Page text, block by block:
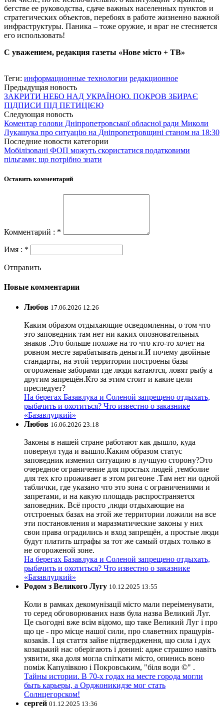
бегстве ее руководства, сдаче важных населенных пунктов и
стратегических объектов, перебоях в работе жизненно важной
инфраструктуры. Паника – тоже оружие, и враг не стесняется
его использовать!
С уважением, редакция газеты «Нове місто + ТВ»
Теги: информационные технологии редакционное
Предыдущая новость
ЗАКРИТИ НЕБО НАД УКРАЇНОЮ. ПОКРОВ ЗБИРАЄ
ПІДПИСИ ПІД ПЕТИЦІЄЮ
Следующая новость
Коментар голови Дніпропетровської обласної ради Миколи
Лукашука про ситуацію на Дніпропетровщині станом на 18:30
Последние новости категории
Мобілізовані ФОП можуть скористатися податковими
пільгами: що потрібно знати
Оставить комментарий
Комментарий : *
Имя : *
Отправить
Новые комментарии
Любов 17.06.2026 12:26
Каким образом отдыхающие осведомленны, о том что
это заповедник там нет ни каких опозновательных
знаков .Это больше похоже на то что кто-то хочет на
ровном месте зарабатывать деньги.И почему двойные
стандарты, на этой территории построены базы
огороженые заборами где люди катаются, ловят рыбу а
другим запрещён.Кто за этим стоит и какие цели
преследует?
На берегах Базавлука и Соленой запрещено отдыхать,
рыбачить и охотиться? Что известно о заказнике
«Базавлуцкий»
Любов 16.06.2026 23:18
Законы в нашей стране работают как дышло, куда
повернул туда и вышло.Каким образом статус
заповедник изменил ситуацию в лучшую сторону?Это
очередное ограничение для простых людей ,темболие
для тех кто проживает в этом ригеоне .Там нет ни одной
таблички, где указано что это зона с ограничениями и
запретами, и на какую площадь распространяется
заповедник. Всё просто ,люди отдыхающие на
отстроеных базах на этой же территории ложили на все
эти постановления и маразматические законы у них
свои права оградились и вход запрещён, а простые люди
будут платить штрафы за тот же самый отдых только в
не огороженой зоне.
На берегах Базавлука и Соленой запрещено отдыхать,
рыбачить и охотиться? Что известно о заказнике
«Базавлуцкий»
Родом з Великого Лугу 10.12.2025 13:55
Коли в рамках декомунізації місто мали переіменувати,
то серед обговорюваних назв була назва Великий Луг.
Це сьогодні вже всім відомо, що таке Великий Луг і про
що це - про місце нашої сили, про славетних пращурів-
козаків. І ця стаття зайве підтвердження, що сила і дух
козацький нас оберігають і донині: адже страшно навіть
уявити, яка доля могла спіткати місто, опинись воно
поміж Капулівкою і Покровським, "біля води ©" .
Тайны истории. В 70-х годах на месте города могли
быть карьеры, а Орджоникидзе мог стать
Солнцегорском!
сергей 01.12.2025 13:36